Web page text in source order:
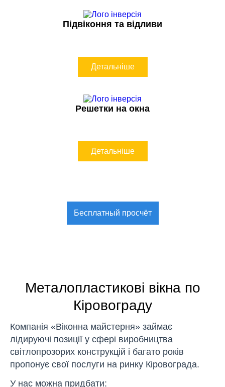
Підвіконня та відливи
Детальніше
Решетки на окна
Детальніше
Бесплатный просчёт
Металопластикові вікна по
Кіровограду
Компанія «Віконна майстерня» займає
лідируючі позиції у сфері виробництва
світлопрозорих конструкцій і багато років
пропонує свої послуги на ринку Кіровограда.
У нас можна придбати: